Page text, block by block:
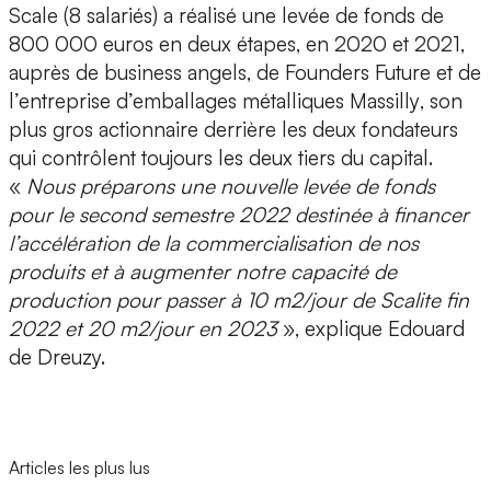
Scale (8 salariés) a réalisé une levée de fonds de
800 000 euros en deux étapes, en 2020 et 2021,
auprès de business angels, de Founders Future et de
l’entreprise d’emballages métalliques Massilly, son
plus gros actionnaire derrière les deux fondateurs
qui contrôlent toujours les deux tiers du capital.
« Nous préparons une nouvelle levée de fonds
pour le second semestre 2022destinée à financer
l’accélération de la commercialisation de nos
produits et à augmenter notre capacité de
production pour passer à 10 m2/jour de Scalite fin
2022 et 20 m2/jour en 2023», explique Edouard
de Dreuzy.
Articles les plus lus